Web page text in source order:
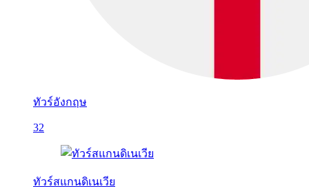
ทัวร์อังกฤษ
32
ทัวร์สแกนดิเนเวีย